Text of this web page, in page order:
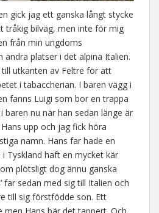
gick jag ett ganska långt stycke
tråkig bilväg, men inte för mig
från min ungdoms
platser i det alpina Italien.
till utkanten av Feltre för att
i tabaccherian. I baren vägg i
fanns Luigi som bor en trappa
baren nu när han sedan länge är
upp och jag fick höra
namn. Hans far hade en
Tyskland haft en mycket kär
plötsligt dog ännu ganska
far sedan med sig till Italien och
till sig förstfödde son. Ett
men Hans bär det tappert. Och